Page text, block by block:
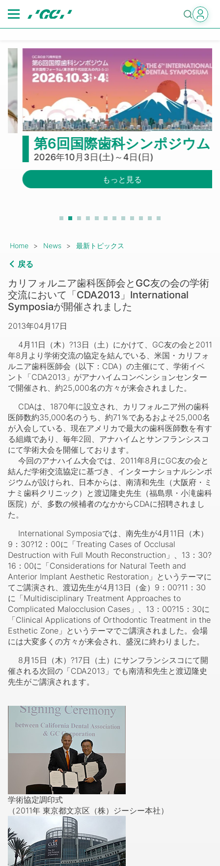
main
第6回国際歯科シンポジウム
2026年10月3日(土)～4日(日)
もっと見る
Breadcrumb
Home News 最新トピックス
戻る
カリフォルニア歯科医師会とGC友の会の学術
交流において「CDA2013」International
Symposiaが開催されました
2013年04月17日
4月11日（木）?13日（土）にかけて、GC友の会と2011
年8月より学術交流の協定を結んでいる、米国・カリフォ
ルニア歯科医師会（以下：CDA）の主催にて、学術イベ
ント「CDA2013」がアナハイムコンベンションセンター
で開催され、約25,000名の方々が来会されました。
CDAは、1870年に設立され、カリフォルニア州の歯科
医師数約35,000名のうち、約71％であるおよそ25,000名
が入会している、現在アメリカで最大の歯科医師数を有す
る組織であり、毎年2回、アナハイムとサンフランシスコ
にて学術大会を開催しております。
今回のアナハイム大会では、2011年8月にGC友の会と
結んだ学術交流協定に基づき、インターナショナルシンポ
ジウムが設けられ、日本からは、南清和先生（大阪府・ミ
ナミ歯科クリニック）と渡辺隆史先生（福島県・小滝歯科
医院）が、多数の候補者のなかからCDAに招聘されまし
た。
International Symposiaでは、南先生が4月11日（木）
9：30?12：00に「Treating Cases of Occlusal
Destruction with Full Mouth Reconstruction」、13：30?
16：00に「Considerations for Natural Teeth and
Anterior Implant Aesthetic Restoration」というテーマに
てご講演され、渡辺先生が4月13日（金）9：00?11：30
に「Multidisciplinary Treatment Approaches to
Complicated Malocclusion Cases」、13：00?15：30に
「Clinical Applications of Orthodontic Treatment in the
Esthetic Zone」というテーマでご講演されました。会場
には大変多くの方々が来会され、盛況に終わりました。
8月15日（木）?17日（土）にサンフランシスコにて開
催される次回の「CDA2013」でも南清和先生と渡辺隆史
先生がご講演されます。
学術協定調印式
（2011年 東京都文京区（株）ジーシー本社）